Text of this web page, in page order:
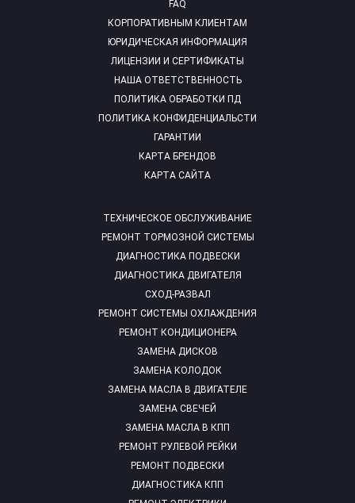
FAQ
ТЕХНИЧЕСКОЕ ОБСЛУЖИВАНИЕ
РЕМОНТ ТОРМОЗНОЙ СИСТЕМЫ
ДИАГНОСТИКА ПОДВЕСКИ
ДИАГНОСТИКА ДВИГАТЕЛЯ
СХОД-РАЗВАЛ
РЕМОНТ СИСТЕМЫ ОХЛАЖДЕНИЯ
РЕМОНТ КОНДИЦИОНЕРА
ЗАМЕНА ДИСКОВ
ЗАМЕНА КОЛОДОК
ЗАМЕНА МАСЛА В ДВИГАТЕЛЕ
ЗАМЕНА СВЕЧЕЙ
ЗАМЕНА МАСЛА В КПП
РЕМОНТ РУЛЕВОЙ РЕЙКИ
РЕМОНТ ПОДВЕСКИ
ДИАГНОСТИКА КПП
КОРПОРАТИВНЫМ КЛИЕНТАМ
ЮРИДИЧЕСКАЯ ИНФОРМАЦИЯ
ЛИЦЕНЗИИ И СЕРТИФИКАТЫ
НАША ОТВЕТСТВЕННОСТЬ
ПОЛИТИКА ОБРАБОТКИ ПД
ПОЛИТИКА КОНФИДЕНЦИАЛЬСТИ
ГАРАНТИИ
КАРТА БРЕНДОВ
КАРТА САЙТА